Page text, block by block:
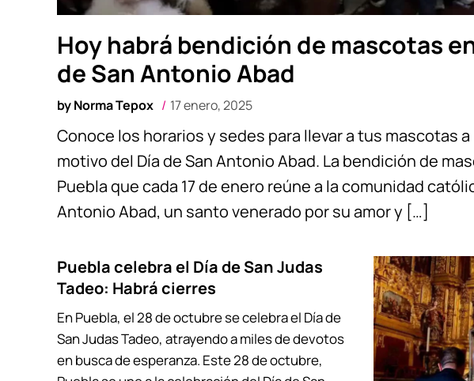
Hoy habrá bendición de mascotas
de San Antonio Abad
byNorma Tepox 17 enero, 2025
Conoce los horarios y sedes para llevar a tus mascotas
motivo del Día de San Antonio Abad. La bendición de
Puebla que cada 17 de enero reúne a la comunidad
Antonio Abad, un santo venerado por su amor y […]
Puebla celebra el Día de San Judas
Tadeo: Habrá cierres
En Puebla, el 28 de octubre se celebra el Día de
San Judas Tadeo, atrayendo a miles de devotos
en busca de esperanza. Este 28 de octubre,